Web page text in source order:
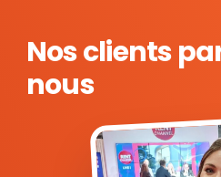
Nos clients
nous